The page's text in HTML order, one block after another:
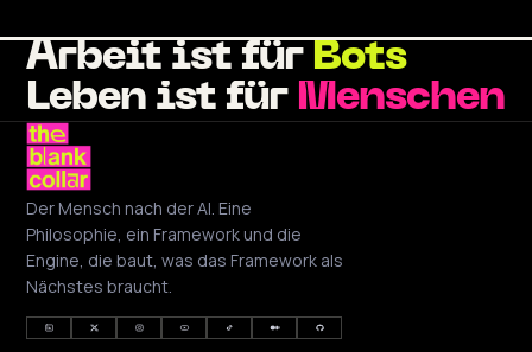
Arbeit ist für Bots
Leben ist für Menschen
Der Mensch nach der AI. Eine
Philosophie, ein Framework und die
Engine, die baut, was das Framework als
Nächstes braucht.